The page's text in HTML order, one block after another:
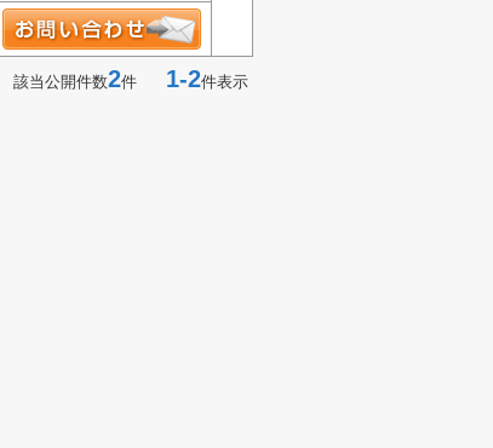
該当公開件数2件 1-2件表示